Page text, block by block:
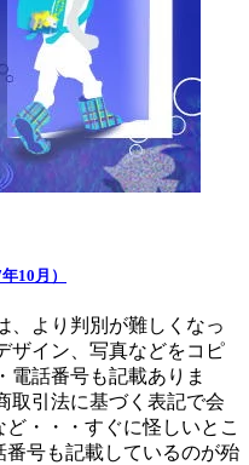
10月）
、より判別が難しくなっ
ザイン、写真などをコピ
電話番号も記載ありま
取引法に基づく表記で会
・・・すぐに怪しいとこ
号も記載しているのが殆